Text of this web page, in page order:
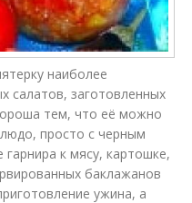
наиболее
салатов, заготовленных
тем, что её можно
просто с черным
к мясу, картошке,
баклажанов
ужина, а